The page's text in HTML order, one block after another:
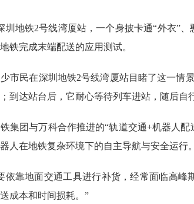
地铁2号线湾厦站，一个身披卡通“外衣”、
铁完成末端配送的应用测试。
民在深圳地铁2号线湾厦站目睹了这一情
到达站台后，它耐心等待列车进站，随后自
团与万科合作推进的“轨道交通+机器人配
人在地铁复杂环境下的自主导航与安全运行
地面交通工具进行补货，经常面临高峰
成本和时间损耗。”